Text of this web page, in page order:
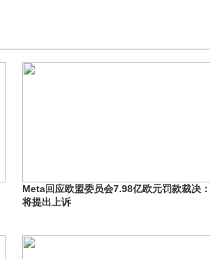
Meta回应欧盟委员会7.98亿欧元罚款裁决：
将提出上诉